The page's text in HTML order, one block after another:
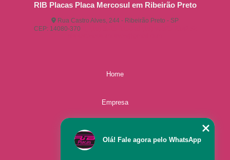
RIB Placas Placa Mercosul em Ribeirão Preto
Rua Castro Alves, 244 - Ribeirão Preto - SP
CEP: 14080-370
Home
Empresa
Olá! Fale agora pelo WhatsApp